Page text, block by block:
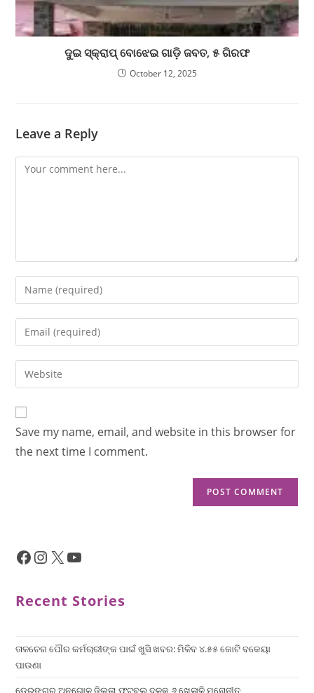
ଦୁଇ ସ୍କ୍ରାପ୍‌ ବୋଝେଇ ଗାଡ଼ି ଜବତ, ୫ ଗିରଫ
October 12, 2025
Leave a Reply
Save my name, email, and website in this browser for
the next time I comment.
Recent Stories
ତାଳଚେର ପୌର କର୍ମଚାରୀଙ୍କ ପାଇଁ ଖୁସି ଖବର: ମିଳିବ ୪.୫୫ କୋଟି ବକେୟା
ପାଉଣା
ଡେରଙ୍ଗରୁ ଅନୁଗୋଳ ଜିଲ୍ଲା ଫୁଟବଲ୍ ଦଳକୁ ୬ ଖେଳାଳି ମନୋନୀତ